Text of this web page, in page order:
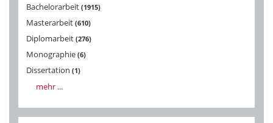
Bachelorarbeit 1915
Masterarbeit 610
Diplomarbeit 276
Monographie 6
Dissertation 1
mehr ...